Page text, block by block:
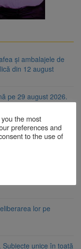
și ambalajele de
din 12 august
pe 29 august 2026.
fi restaurate.
Betty Bromage a
lor pe
Subiecte unice în toată
the most
preferences and
to the use of